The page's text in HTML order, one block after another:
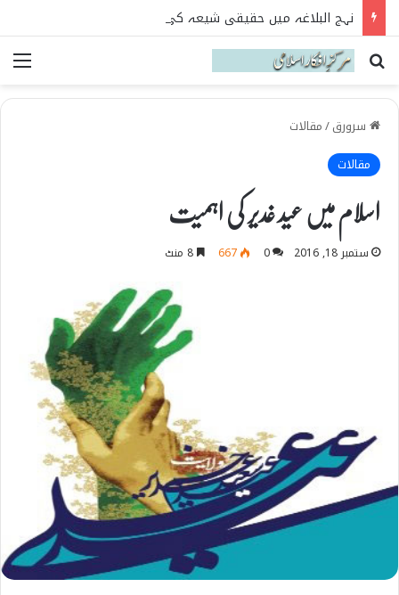
نہج البلاغہ میں حقیقی شیعہ کی پہچان
Search for
سرورق/مقالات
مقالات
اسلام میں عید غدیر کی اہمیت
ستمبر 18, 2016 0
667